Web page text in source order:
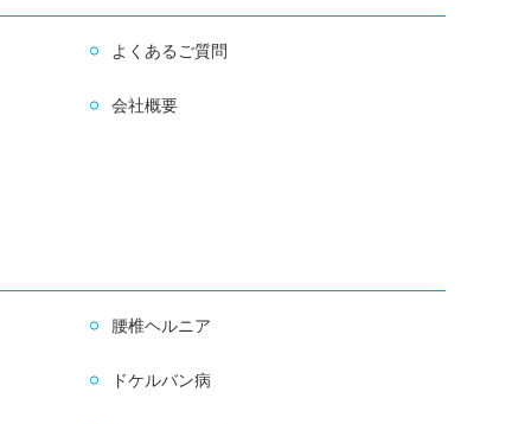
よくあるご質問
会社概要
腰椎ヘルニア
ドケルバン病